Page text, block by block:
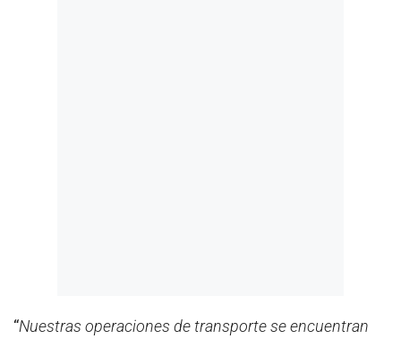
“Nuestras operaciones de transporte se encuentran